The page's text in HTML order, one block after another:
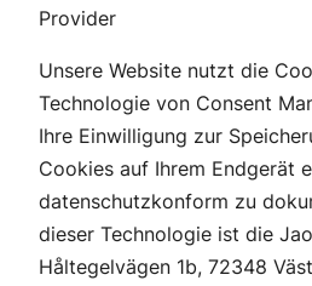
Provider
Unsere Website nutzt die
Technologie von Consent
Ihre Einwilligung zur
Cookies auf Ihrem Endgerät
datenschutzkonform zu
dieser Technologie ist die
Håltegelvägen 1b, 72348